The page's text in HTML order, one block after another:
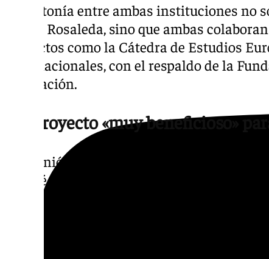
La sintonía entre ambas instituciones no
Nueva Rosaleda, sino que ambas
proyectos como la Cátedra de Estudios
Internacionales, con el respaldo de la
Diputación.
Un proyecto «muy beneficioso»
La reunión entre ambos será después de
comité de expertos, aunque según el